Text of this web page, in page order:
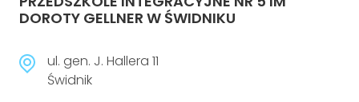
DOROTY GELLNER W ŚWIDNIKU
ul. gen. J. Hallera 11
Świdnik